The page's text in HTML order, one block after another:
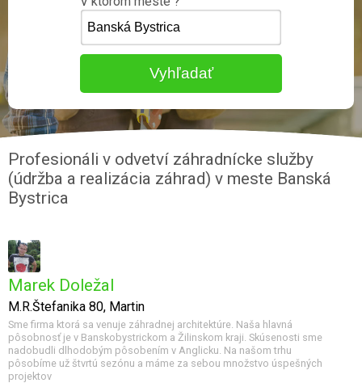
Profesionáli v odvetví záhradnícke služby
(údržba a realizácia záhrad) v meste Banská
Bystrica
Marek Doležal
M.R.Štefanika 80, Martin
Sme firma ktorá sa venuje záhradnej architektúre. Naša hlavná
pôsobnosť je v Banskobystrickom a Žilinskom kraji. Skúsenosti sme
nadobudli dlhodobým pôsobením v Anglicku. Na našom trhu
pôsobíme už štvrtú sezónu a máme za sebou množstvo úspešných
projektov